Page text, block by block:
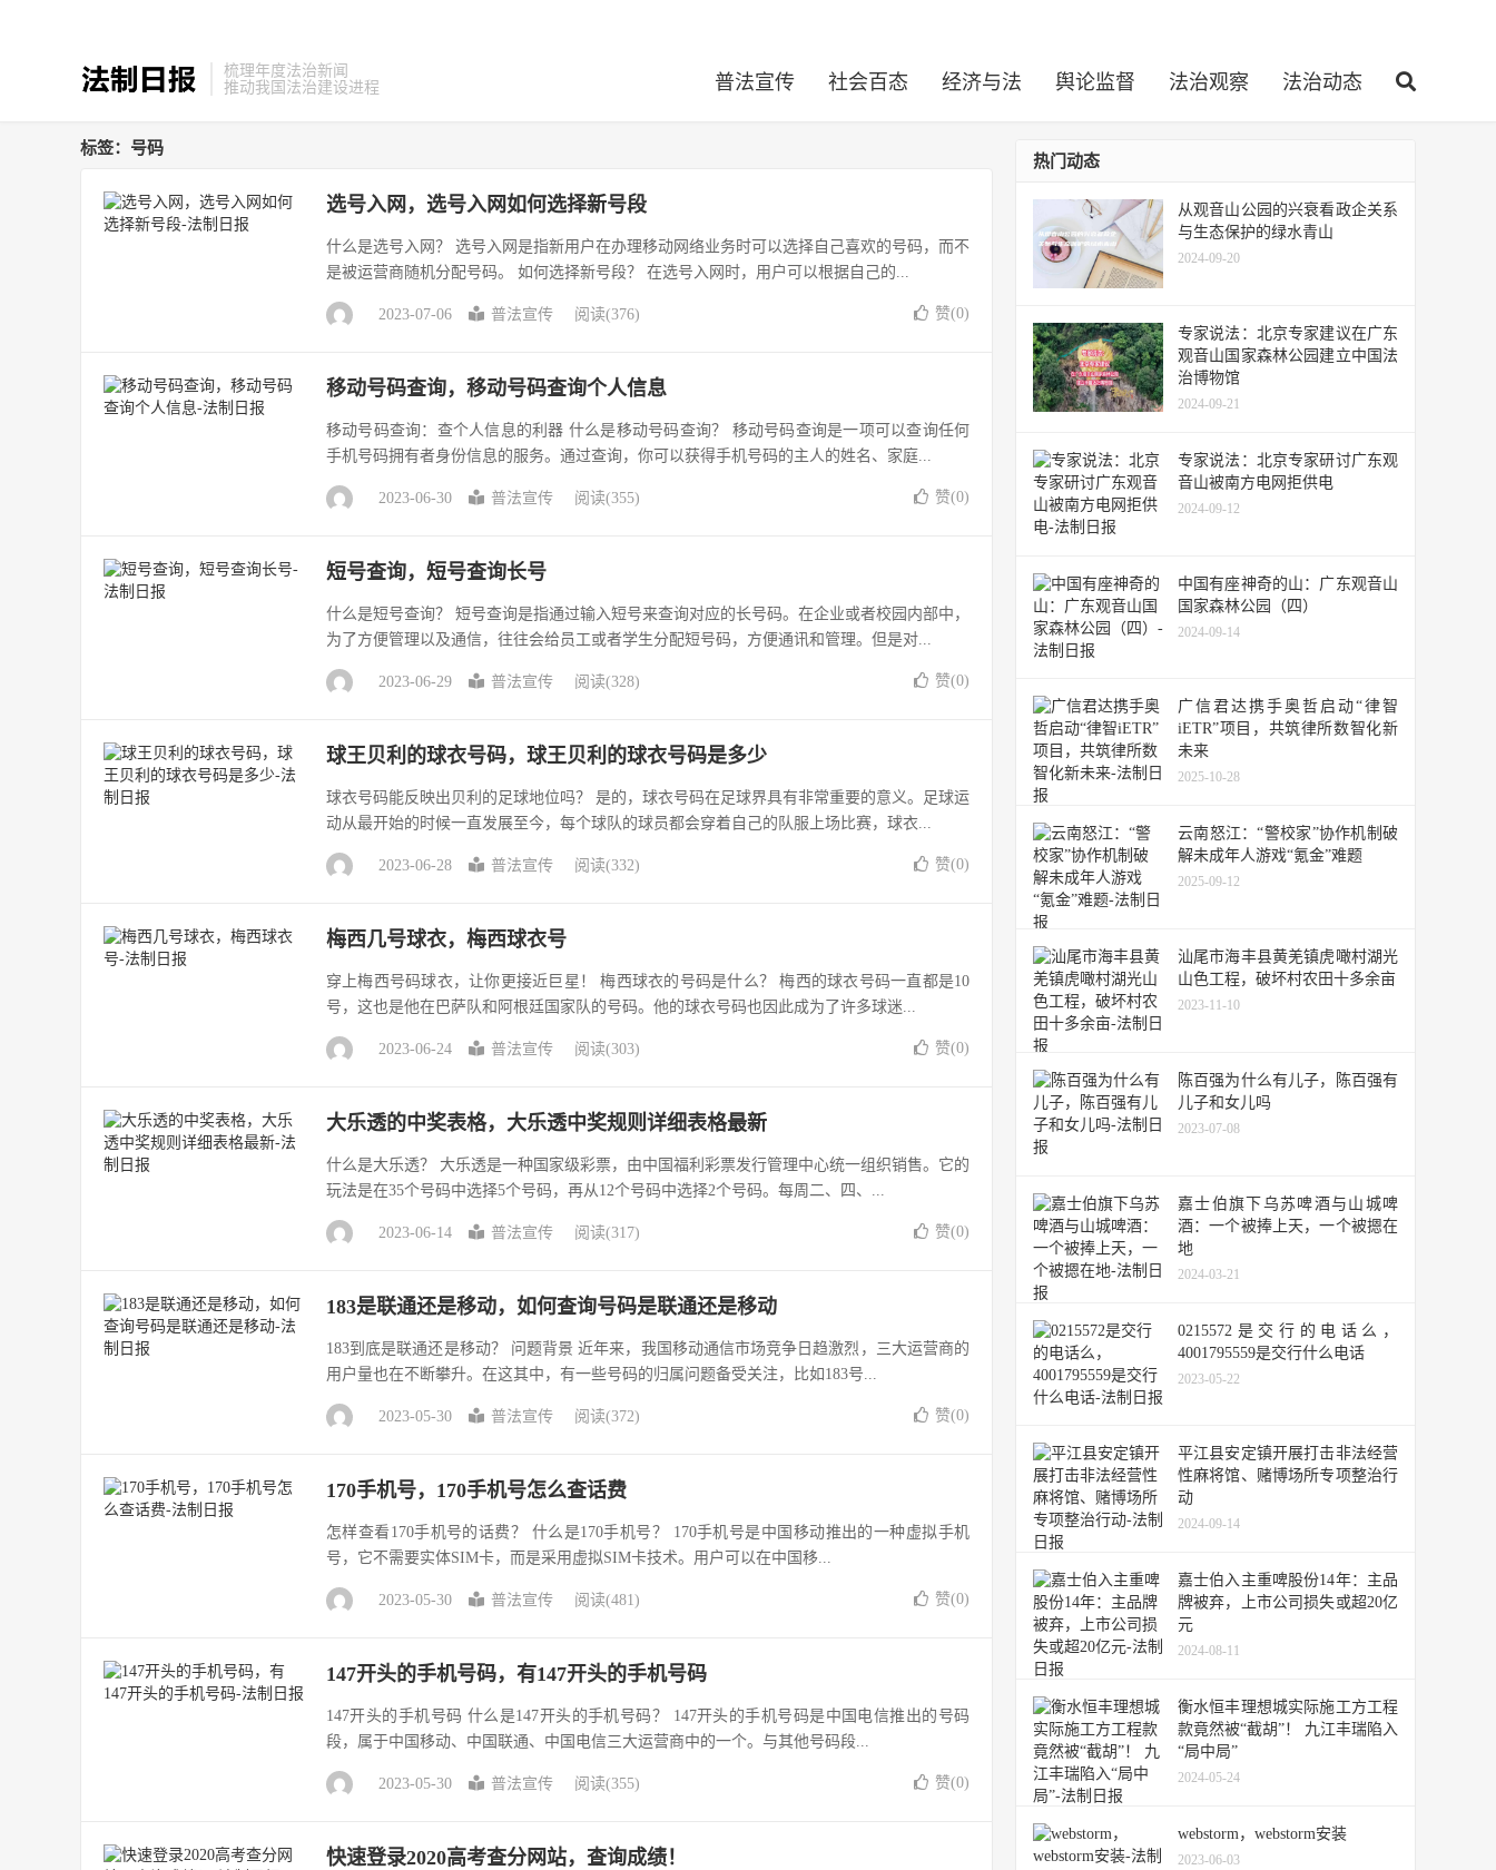
梳理年度法治新闻
推动我国法治建设进程
普法宣传 社会百态 经济与法 舆论监督 法治观察 法治动态
标签：号码
选号入网，选号入网如何选择新号段
什么是选号入网？ 选号入网是指新用户在办理移动网络业务时可以选择自己喜欢的号码，而不
是被运营商随机分配号码。 如何选择新号段？ 在选号入网时，用户可以根据自己的...
2023-07-06 普法宣传 阅读(376) 赞(0)
移动号码查询，移动号码查询个人信息
移动号码查询：查个人信息的利器 什么是移动号码查询？ 移动号码查询是一项可以查询任何
手机号码拥有者身份信息的服务。通过查询，你可以获得手机号码的主人的姓名、家庭...
2023-06-30 普法宣传 阅读(355) 赞(0)
短号查询，短号查询长号
什么是短号查询？ 短号查询是指通过输入短号来查询对应的长号码。在企业或者校园内部中，
为了方便管理以及通信，往往会给员工或者学生分配短号码，方便通讯和管理。但是对...
2023-06-29 普法宣传 阅读(328) 赞(0)
球王贝利的球衣号码，球王贝利的球衣号码是多少
球衣号码能反映出贝利的足球地位吗？ 是的，球衣号码在足球界具有非常重要的意义。足球运
动从最开始的时候一直发展至今，每个球队的球员都会穿着自己的队服上场比赛，球衣...
2023-06-28 普法宣传 阅读(332) 赞(0)
梅西几号球衣，梅西球衣号
穿上梅西号码球衣，让你更接近巨星！ 梅西球衣的号码是什么？ 梅西的球衣号码一直都是10
号，这也是他在巴萨队和阿根廷国家队的号码。他的球衣号码也因此成为了许多球迷...
2023-06-24 普法宣传 阅读(303) 赞(0)
大乐透的中奖表格，大乐透中奖规则详细表格最新
什么是大乐透？ 大乐透是一种国家级彩票，由中国福利彩票发行管理中心统一组织销售。它的
玩法是在35个号码中选择5个号码，再从12个号码中选择2个号码。每周二、四、...
2023-06-14 普法宣传 阅读(317) 赞(0)
183是联通还是移动，如何查询号码是联通还是移动
183到底是联通还是移动？ 问题背景 近年来，我国移动通信市场竞争日趋激烈，三大运营商的
用户量也在不断攀升。在这其中，有一些号码的归属问题备受关注，比如183号...
2023-05-30 普法宣传 阅读(372) 赞(0)
170手机号，170手机号怎么查话费
怎样查看170手机号的话费？ 什么是170手机号？ 170手机号是中国移动推出的一种虚拟手机
号，它不需要实体SIM卡，而是采用虚拟SIM卡技术。用户可以在中国移...
2023-05-30 普法宣传 阅读(481) 赞(0)
147开头的手机号码，有147开头的手机号码
147开头的手机号码 什么是147开头的手机号码？ 147开头的手机号码是中国电信推出的号码
段，属于中国移动、中国联通、中国电信三大运营商中的一个。与其他号码段...
2023-05-30 普法宣传 阅读(355) 赞(0)
快速登录2020高考查分网站，查询成绩！
热门动态
从观音山公园的兴衰看政企关系
与生态保护的绿水青山
2024-09-20
专家说法：北京专家建议在广东
观音山国家森林公园建立中国法
治博物馆
2024-09-21
专家说法：北京专家研讨广东观
音山被南方电网拒供电
2024-09-12
中国有座神奇的山：广东观音山
国家森林公园（四）
2024-09-14
广信君达携手奥哲启动“律智
iETR”项目，共筑律所数智化新
未来
2025-10-28
云南怒江：“警校家”协作机制破
解未成年人游戏“氪金”难题
2025-09-12
汕尾市海丰县黄羌镇虎噉村湖光
山色工程，破坏村农田十多余亩
2023-11-10
陈百强为什么有儿子，陈百强有
儿子和女儿吗
2023-07-08
嘉士伯旗下乌苏啤酒与山城啤
酒：一个被捧上天，一个被摁在
地
2024-03-21
0215572是交行的电话么，
4001795559是交行什么电话
2023-05-22
平江县安定镇开展打击非法经营
性麻将馆、赌博场所专项整治行
动
2024-09-14
嘉士伯入主重啤股份14年：主品
牌被弃，上市公司损失或超20亿
元
2024-08-11
衡水恒丰理想城实际施工方工程
款竟然被“截胡”！ 九江丰瑞陷入
“局中局”
2024-05-24
webstorm，webstorm安装
2023-06-03